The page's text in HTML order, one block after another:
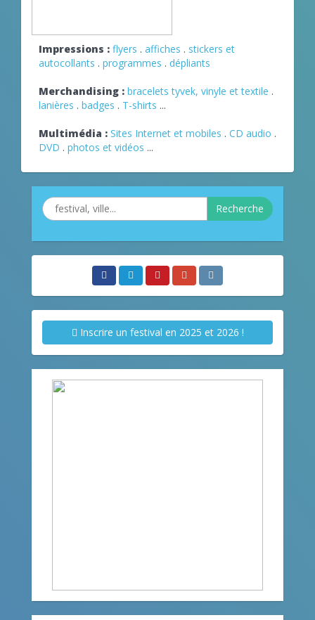
Impressions : flyers . affiches . stickers et
autocollants . programmes . dépliants
Merchandising : bracelets tyvek, vinyle et textile .
lanières . badges . T-shirts ...
Multimédia : Sites Internet et mobiles . CD audio .
DVD . photos et vidéos ...
Recherche
Inscrire un festival en 2025 et 2026 !